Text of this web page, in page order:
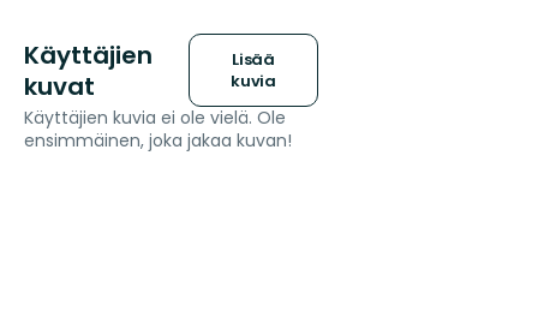
Käyttäjien
kuvat
Lisää
kuvia
Käyttäjien kuvia ei ole vielä. Ole
ensimmäinen, joka jakaa kuvan!